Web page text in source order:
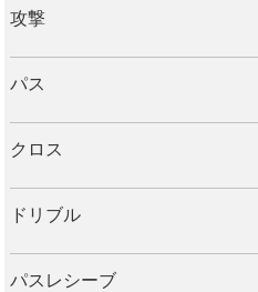
攻撃
パス
クロス
ドリブル
パスレシーブ